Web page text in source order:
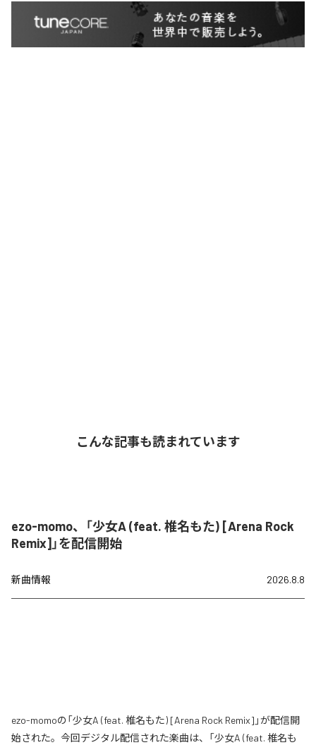
こんな記事も読まれています
ezo-momo、「少女A (feat. 椎名もた) [Arena Rock
Remix]」を配信開始
新曲情報 2026.8.8
ezo-momoの「少女A (feat. 椎名もた) [Arena Rock Remix]」が配信開
始された。今回デジタル配信された楽曲は、「少女A (feat. 椎名も